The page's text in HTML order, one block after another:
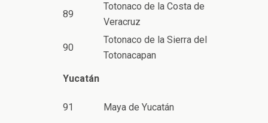
89
Totonaco de la Costa de
Veracruz
90
Totonaco de la Sierra del
Totonacapan
Yucatán
91 Maya de Yucatán